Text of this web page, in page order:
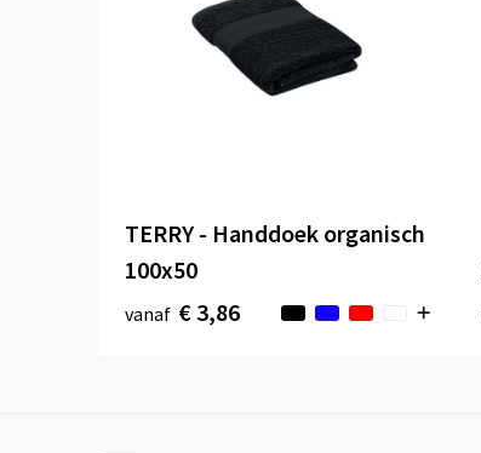
TERRY - Handdoek organisch
100x50
vanaf € 3,86